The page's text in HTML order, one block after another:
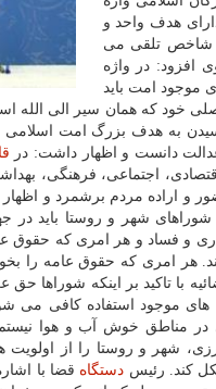
هدف واحد و
شاخص تلقی می
در واژه
موجود امت باید
خود که همان سیر الی
به هدف بزرگ امت اسلامی
دانست و اظهار داشت: در
اجتماعی، فرهنگی،
و اراده مردم برشمرد و
شوراهای شهر و روستا باید
و فساد و هر امری که حقوق
هر امری که حقوق عامه را
با تاکید بر اینکه شوراها
موجود استفاده کافی می
در مناطق خوش آب و هوا
شهر و روستا را از
کند. رئیس دستگاه قضا با